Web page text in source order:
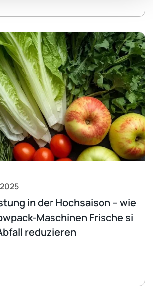
in der Hochsaison – wie
Maschinen Frische si
reduzieren